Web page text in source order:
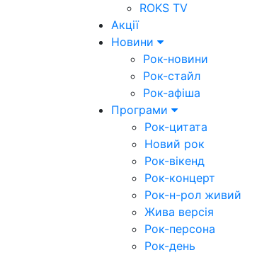
ROKS TV
Акції
Новини
Рок-новини
Рок-стайл
Рок-афіша
Програми
Рок-цитата
Новий рок
Рок-вікенд
Рок-концерт
Рок-н-рол живий
Жива версія
Рок-персона
Рок-день